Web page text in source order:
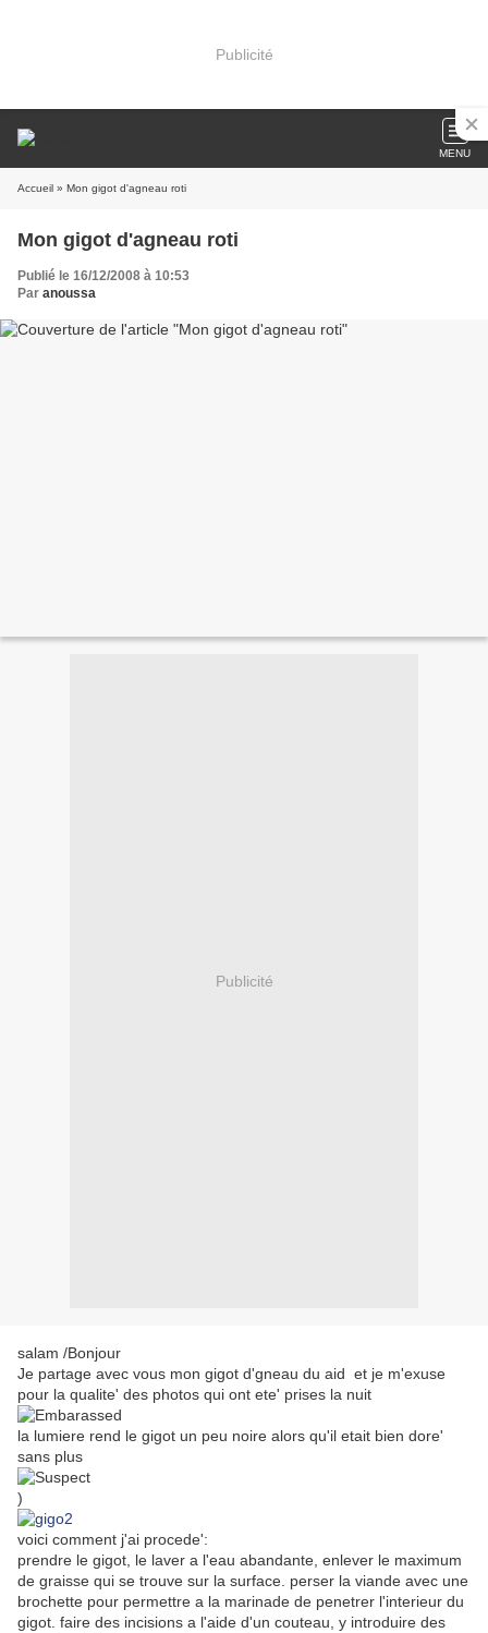
Publicité
MENU
Accueil » Mon gigot d'agneau roti
Mon gigot d'agneau roti
Publié le 16/12/2008 à 10:53
Par anoussa
Publicité
salam /Bonjour
Je partage avec vous mon gigot d'gneau du aid et je m'exuse
pour la qualite' des photos qui ont ete' prises la nuit
la lumiere rend le gigot un peu noire alors qu'il etait bien dore'
sans plus
)
voici comment j'ai procede':
prendre le gigot, le laver a l'eau abandante, enlever le maximum
de graisse qui se trouve sur la surface. perser la viande avec une
brochette pour permettre a la marinade de penetrer l'interieur du
gigot. faire des incisions a l'aide d'un couteau, y introduire des